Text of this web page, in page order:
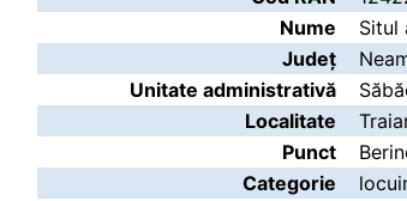
Nume
Situl
Județ
Unitate administrativă
Localitate
Punct
Categorie